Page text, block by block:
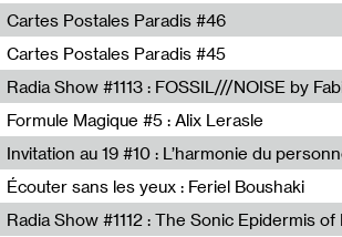
Raymond Engramer
Cartes Postales Paradis #46
Sarah Banville
Cartes Postales Paradis #45
Mateo Cuin
Wave Farm
Formule Magique #5 : Alix Lerasle
Nathalie Lacroix
Invitation au 19 #10 : L’harmonie du
19, CRAC
Écouter sans les yeux : Feriel Boushaki
Feriel Boushaki